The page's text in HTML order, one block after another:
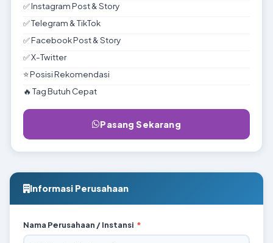
✅ Instagram Post & Story
✅ Telegram & TikTok
✅ Facebook Post & Story
✅ X-Twitter
⭐ Posisi Rekomendasi
🔥 Tag Butuh Cepat
Pasang Sekarang
Informasi Perusahaan
Nama Perusahaan / Instansi *